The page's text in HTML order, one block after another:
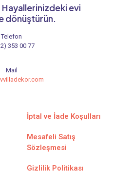
Hayallerinizdeki evi
dönüştürün.
Telefon
353 00 77
Mail
İptal ve İade Koşulları
Mesafeli Satış
Sözleşmesi
Gizlilik Politikası